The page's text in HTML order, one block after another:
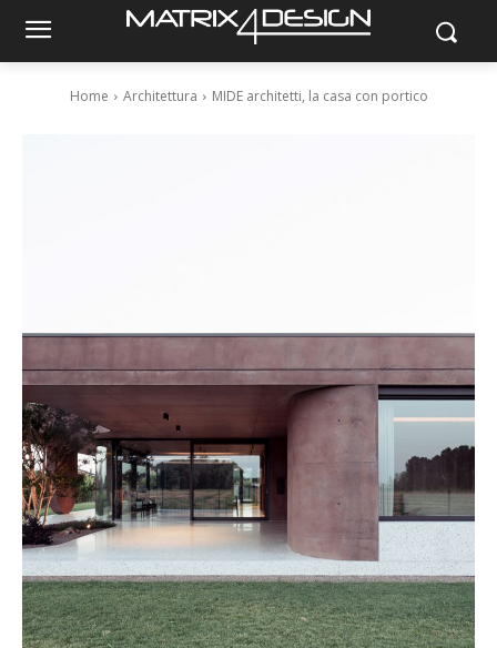
Home Architettura MIDE architetti, la casa con portico